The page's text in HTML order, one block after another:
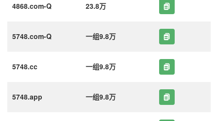
4868.com-Q 23.8万
5748.com-Q 一组9.8万
5748.cc 一组9.8万
5748.app 一组9.8万